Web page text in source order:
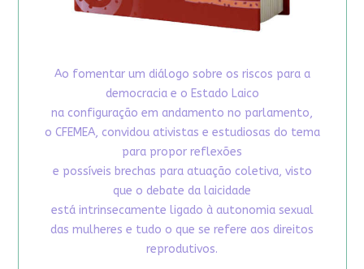
Ao fomentar um diálogo sobre os riscos para a
democracia e o Estado Laico
na configuração em andamento no parlamento,
o CFEMEA, convidou ativistas e estudiosas do tema
para propor reflexões
e possíveis brechas para atuação coletiva, visto
que o debate da laicidade
está intrinsecamente ligado à autonomia sexual
das mulheres e tudo o que se refere aos direitos
reprodutivos.